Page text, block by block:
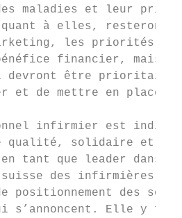
maladies et leur
à elles, resteront
les priorités
financier, mais
devront être
et de mettre en place
infirmier est
qualité, solidaire et
tant que leader dans
des infirmières
positionnement des
s’annoncent. Elle y